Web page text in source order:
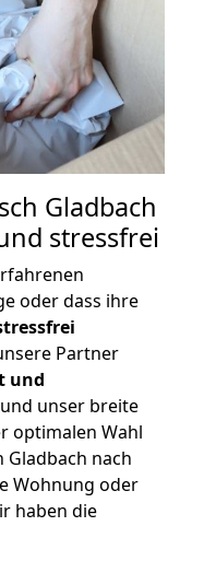
Gladbach
stressfrei
oder dass ihre
Partner
und
unser breite
optimalen Wahl
nach
Wohnung oder
haben die